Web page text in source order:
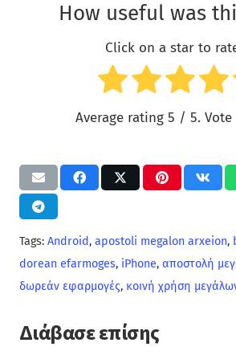
How useful was
Click on a star to
Average rating 5 / 5. Vote
Tags: Android, apostoli megalon arxeion,
dorean efarmoges, iPhone, αποστολή
δωρεάν εφαρμογές, κοινή χρήση
Διάβασε επίσης